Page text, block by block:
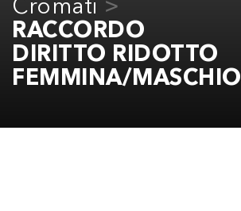
Cromati
RACCORDO
DIRITTO RIDOTTO
FEMMINA/MASCHIO